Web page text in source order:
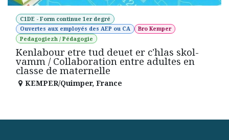
C1DE - Form continue 1er degré
Ouvertes aux employés des AEP ou CA
Bro Kemper
Pedagogiezh / Pédagogie
Kenlabour etre tud deuet er c'hlas skol-
vamm / Collaboration entre adultes en
classe de maternelle
KEMPER/Quimper, France